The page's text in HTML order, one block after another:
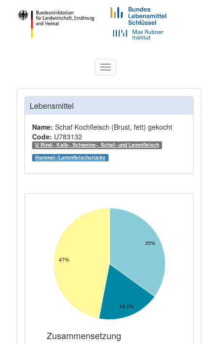
Toggle
navigation
Lebensmittel
Name: Schaf Kochfleisch (Brust, fett) gekocht
Code: U783132
U Rind-, Kalb-, Schweine-, Schaf- und Lammfleisch
Hammel-/Lammfleischstücke
35%
47%
18.1%
Zusammensetzung